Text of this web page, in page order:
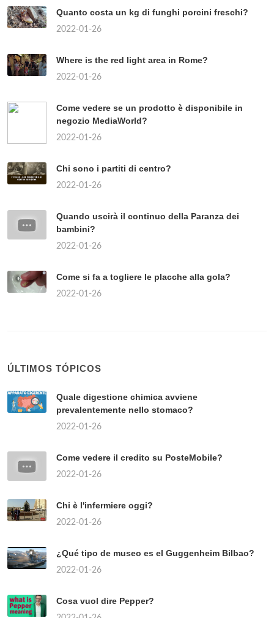
Quanto costa un kg di funghi porcini freschi?
2022-01-26
Where is the red light area in Rome?
2022-01-26
Come vedere se un prodotto è disponibile in
negozio MediaWorld?
2022-01-26
Chi sono i partiti di centro?
2022-01-26
Quando uscirà il continuo della Paranza dei
bambini?
2022-01-26
Come si fa a togliere le placche alla gola?
2022-01-26
ÚLTIMOS TÓPICOS
Quale digestione chimica avviene
prevalentemente nello stomaco?
2022-01-26
Come vedere il credito su PosteMobile?
2022-01-26
Chi è l'infermiere oggi?
2022-01-26
¿Qué tipo de museo es el Guggenheim Bilbao?
2022-01-26
Cosa vuol dire Pepper?